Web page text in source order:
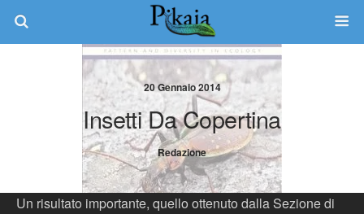
20 Gennaio 2014
Insetti Da Copertina
Redazione
Un risultato importante, quello ottenuto dalla Sezione di